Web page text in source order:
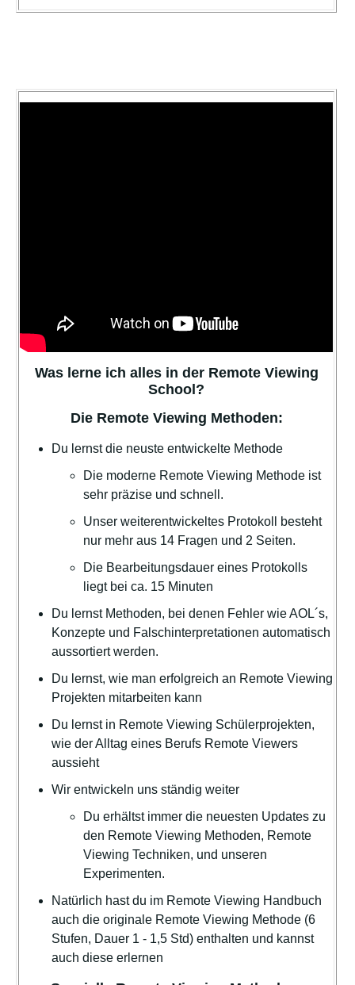
Was lerne ich alles in der Remote Viewing
School?
Die Remote Viewing Methoden:
Du lernst die neuste entwickelte Methode
Die moderne Remote Viewing Methode ist
sehr präzise und schnell.
Unser weiterentwickeltes Protokoll besteht
nur mehr aus 14 Fragen und 2 Seiten.
Die Bearbeitungsdauer eines Protokolls
liegt bei ca. 15 Minuten
Du lernst Methoden, bei denen Fehler wie AOL´s,
Konzepte und Falschinterpretationen automatisch
aussortiert werden.
Du lernst, wie man erfolgreich an Remote Viewing
Projekten mitarbeiten kann
Du lernst in Remote Viewing Schülerprojekten,
wie der Alltag eines Berufs Remote Viewers
aussieht
Wir entwickeln uns ständig weiter
Du erhältst immer die neuesten Updates zu
den Remote Viewing Methoden, Remote
Viewing Techniken, und unseren
Experimenten.
Natürlich hast du im Remote Viewing Handbuch
auch die originale Remote Viewing Methode (6
Stufen, Dauer 1 - 1,5 Std) enthalten und kannst
auch diese erlernen